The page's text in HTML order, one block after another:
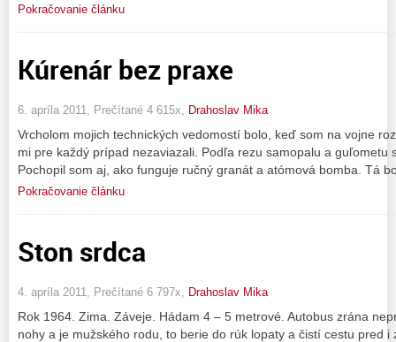
Pokračovanie článku
Kúrenár bez praxe
6. apríla 2011, Prečítané 4 615x, Drahoslav Mika
Vrcholom mojich technických vedomostí bolo, keď som na vojne
mi pre každý prípad nezaviazali. Podľa rezu samopalu a guľometu
Pochopil som aj, ako funguje ručný granát a atómová bomba. Tá
Pokračovanie článku
Ston srdca
4. apríla 2011, Prečítané 6 797x, Drahoslav Mika
Rok 1964. Zima. Záveje. Hádam 4 – 5 metrové. Autobus zrána
nohy a je mužského rodu, to berie do rúk lopaty a čistí cestu pred i